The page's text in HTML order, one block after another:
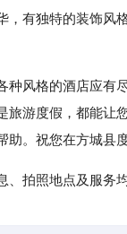
，有独特的装饰风
风格的酒店应有
旅游度假，都能让
。祝您在方城县
、拍照地点及服务